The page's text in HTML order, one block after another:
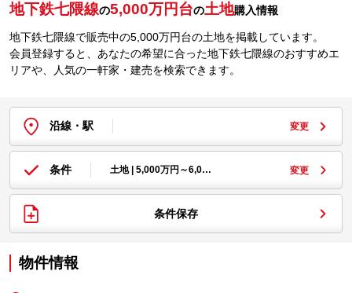
地下鉄七隈線の5,000万円台の土地購入情報
地下鉄七隈線で販売中の5,000万円台の土地を掲載しています。
会員登録すると、あなたの希望に合った地下鉄七隈線のおすすめエ
リアや、人気の一軒家・建売を検索できます。
沿線・駅 変更
条件 土地 | 5,000万円～6,0… 変更
条件保存
物件情報